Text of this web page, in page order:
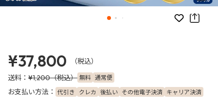
お気に入り
¥37,800
（税込）
送料： ¥1,200（税込） 無料 通常便
お支払い方法： 代引き クレカ 後払い その他電子決済 キャリア決済